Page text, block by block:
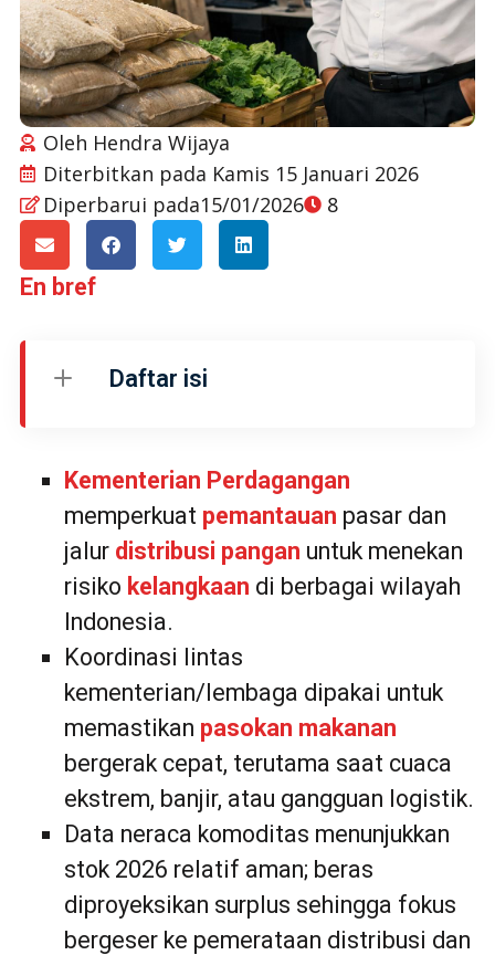
Oleh Hendra Wijaya
Diterbitkan pada Kamis 15 Januari 2026
Diperbarui pada15/01/2026
8
En bref
Daftar isi
Kementerian Perdagangan
memperkuat pemantauan pasar dan
jalur distribusi pangan untuk menekan
risiko kelangkaan di berbagai wilayah
Indonesia.
Koordinasi lintas
kementerian/lembaga dipakai untuk
memastikan pasokan makanan
bergerak cepat, terutama saat cuaca
ekstrem, banjir, atau gangguan logistik.
Data neraca komoditas menunjukkan
stok 2026 relatif aman; beras
diproyeksikan surplus sehingga fokus
bergeser ke pemerataan distribusi dan